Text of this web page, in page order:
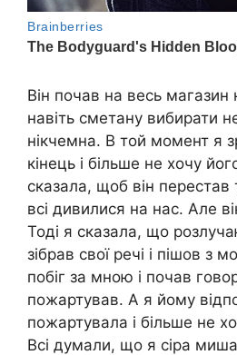
Він почав на весь
навіть сметану вибирати
нікчемна. В той момент я
кінець і більше не хочу
сказала, щоб він
всі дивилися на нас. Але
Тоді я сказала, що
зібрав свої речі і пішов з
побіг за мною і почав
пожартував. А я йому
пожартувала і більше не
Всі думали, що я сіра